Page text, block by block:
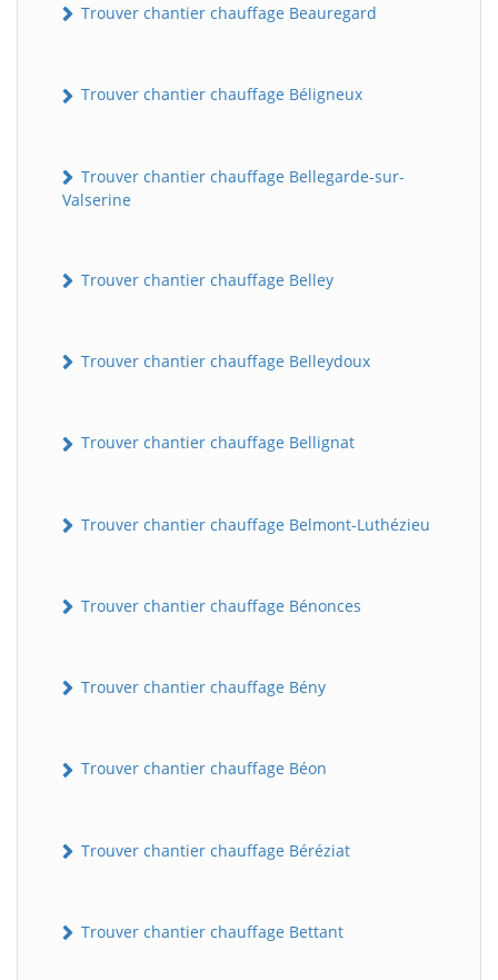
Trouver chantier chauffage Beauregard
Trouver chantier chauffage Béligneux
Trouver chantier chauffage Bellegarde-sur-
Valserine
Trouver chantier chauffage Belley
Trouver chantier chauffage Belleydoux
Trouver chantier chauffage Bellignat
Trouver chantier chauffage Belmont-Luthézieu
Trouver chantier chauffage Bénonces
Trouver chantier chauffage Bény
Trouver chantier chauffage Béon
Trouver chantier chauffage Béréziat
Trouver chantier chauffage Bettant